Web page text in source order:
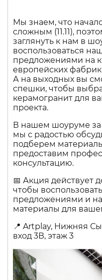
Мы знаем, что
сложным (11.11),
заглянуть к нам в
воспользоваться
предложениями на
европейских
А на выходных вы
спешки, чтобы
керамогранит для
проекта.
В нашем шоуруме за
мы с радостью
подберем
предоставим
консультацию.
📅 Акция действует
чтобы
предложениями и
материалы для
📍 Artplay, Нижняя
вход 3В, этаж 3